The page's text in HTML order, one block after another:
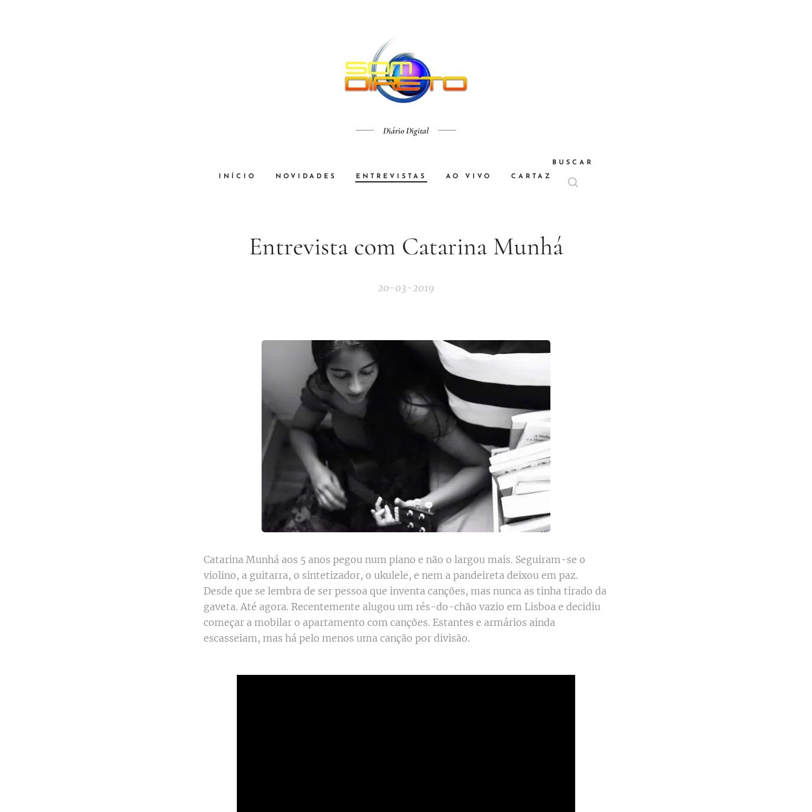
Diário Digital
INÍCIO NOVIDADES ENTREVISTAS AO VIVO CARTAZ
BUSCAR
Entrevista com Catarina Munhá
20-03-2019
Catarina Munhá aos 5 anos pegou num piano e não o largou mais. Seguiram-se o
violino, a guitarra, o sintetizador, o ukulele, e nem a pandeireta deixou em paz.
Desde que se lembra de ser pessoa que inventa canções, mas nunca as tinha tirado da
gaveta. Até agora. Recentemente alugou um rés-do-chão vazio em Lisboa e decidiu
começar a mobilar o apartamento com canções. Estantes e armários ainda
escasseiam, mas há pelo menos uma canção por divisão.